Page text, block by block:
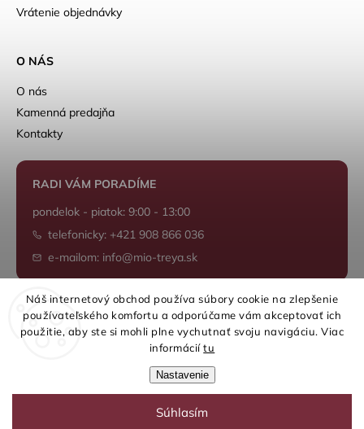
Náš internetový obchod používa súbory cookie na zlepšenie
používateľského komfortu a odporúčame vám akceptovať ich
použitie, aby ste si mohli plne vychutnať svoju navigáciu. Viac
informáciítu
Nastavenie
Súhlasím
Vrátenie objednávky
O NÁS
O nás
Kamenná predajňa
Kontakty
RADI VÁM PORADÍME
pondelok - piatok: 9:00 - 13:00
telefonicky: +421 908 866 036
e-mailom: info@mio-treya.sk
Shoptet.sk